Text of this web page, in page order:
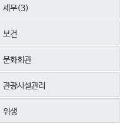
세무(3)
보건
문화회관
관광시설관리
위생